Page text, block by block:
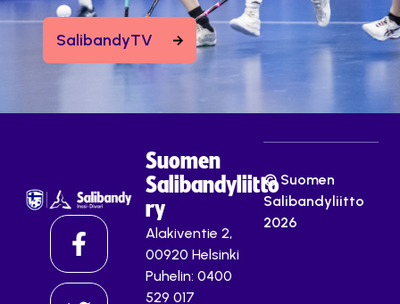
SalibandyTV
Suomen
Salibandyliitto
ry
Alakiventie 2,
00920 Helsinki
Puhelin: 0400
529 017
© Suomen
Salibandyliitto
2026